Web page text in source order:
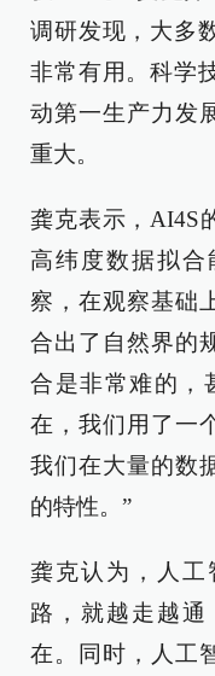
调研发现，大多
非常有用。科学
动第一生产力发
重大。
龚克表示，AI4S
高纬度数据拟
察，在观察基础
合出了自然界的
合是非常难的，
在，我们用了一
我们在大量的数
的特性。”
龚克认为，人
路，就越走越
在。同时，人工